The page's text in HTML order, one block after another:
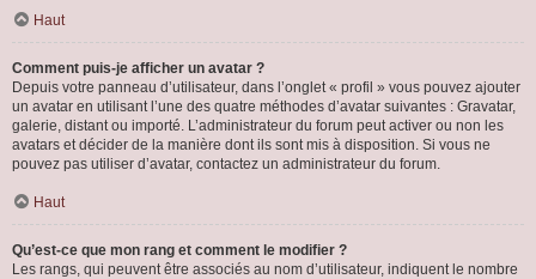
Haut
Comment puis-je afficher un avatar ?
Depuis votre panneau d’utilisateur, dans l’onglet « profil » vous pouvez ajouter
un avatar en utilisant l’une des quatre méthodes d’avatar suivantes : Gravatar,
galerie, distant ou importé. L’administrateur du forum peut activer ou non les
avatars et décider de la manière dont ils sont mis à disposition. Si vous ne
pouvez pas utiliser d’avatar, contactez un administrateur du forum.
Haut
Qu’est-ce que mon rang et comment le modifier ?
Les rangs, qui peuvent être associés au nom d’utilisateur, indiquent le nombre